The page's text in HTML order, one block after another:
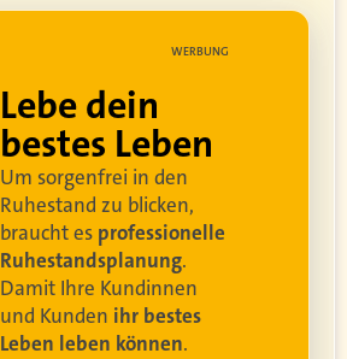
WERBUNG
Lebe dein
bestes Leben
Um sorgenfrei in den
Ruhestand zu blicken,
braucht es professionelle
Ruhestandsplanung.
Damit Ihre Kundinnen
und Kunden ihr bestes
Leben leben können.